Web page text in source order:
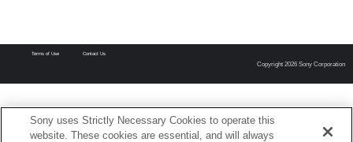
Terms of Use Contact Us
Copyright 2026 Sony Corporation
Sony uses Strictly Necessary Cookies to operate this
website. These cookies are essential, and will always